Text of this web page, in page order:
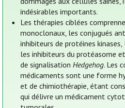
indésirables importants.
Les thérapies ciblées
monoclonaux, les conjugués
inhibiteurs de protéines kinases,
les inhibiteurs du protéasome
de signalisationHedgehog. Les
médicaments sont une forme
et de chimiothérapie, étant
qui délivre un médicament